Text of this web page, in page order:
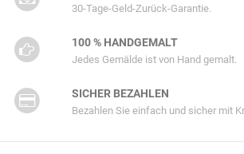
30-Tage-Geld-Zurück-Garantie.
100 % HANDGEMALT
Jedes Gemälde ist von Hand gemalt.
SICHER BEZAHLEN
Bezahlen Sie einfach und sicher mit